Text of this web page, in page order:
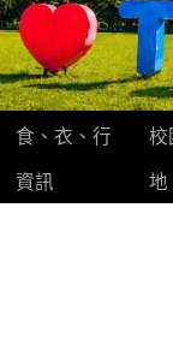
食、衣、行
資訊
校
地